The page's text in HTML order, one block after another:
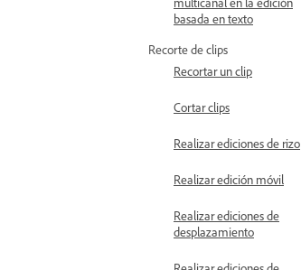
basada en texto
Recorte de clips
Recortar un clip
Cortar clips
Realizar ediciones de rizo
Realizar edición móvil
Realizar ediciones de
desplazamiento